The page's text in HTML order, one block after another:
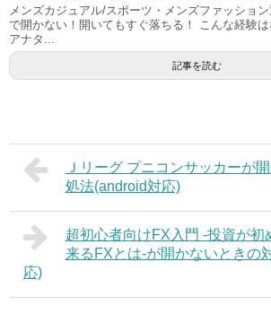
メンズカジュアル/スポーツ・メンズファッショ
で開かない！開いてもすぐ落ちる！ こんな経験
アナタ...
記事を読む
Ｊリーグ プニコンサッカーが
処法(android対応)
超初心者向けFX入門 -投資が初
来るFXとは-が開かないときの
応)